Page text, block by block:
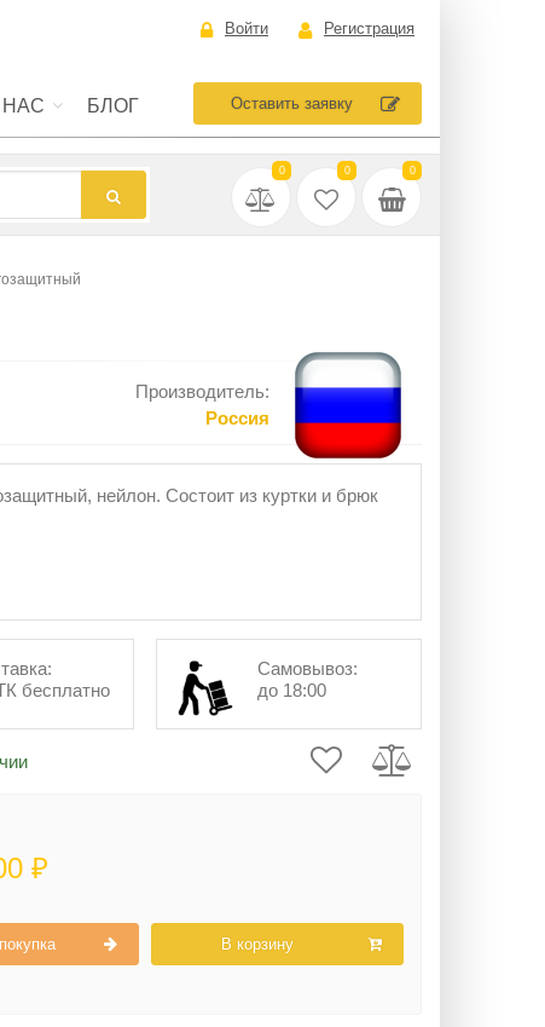
Войти Регистрация
БЛОГ Оставить заявку
0 0 0
Производитель:
Россия
нейлон. Состоит из куртки и брюк
бесплатно
Самовывоз:
до 18:00
₽
В корзину